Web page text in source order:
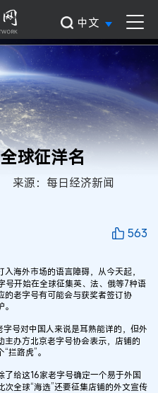
中文
球征洋名
来源：每日经济新闻
563
海外市场的语言障碍，从今天起，
号开始在全球征集英、法、俄等7种语
的老字号有可能会与获奖者签订协
对中国人来说是耳熟能详的，但外
办方北京老字号协会表示，店铺的
拦路虎”。
给这16家老字号确定一个易于外国
全球“海选”还要征集店铺的外文宣传